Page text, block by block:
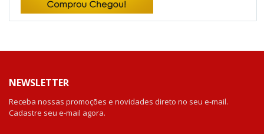
NEWSLETTER
Receba nossas promoções e novidades direto no seu e-mail.
Cadastre seu e-mail agora.